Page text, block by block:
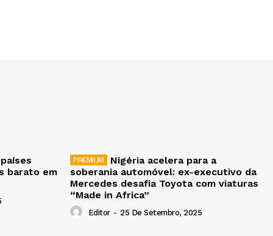
barato em
Nigéria acelera para a
soberania automóvel: ex-executivo da
Mercedes desafia Toyota com viaturas
“Made in Africa”
Editor - 25 De Setembro, 2025